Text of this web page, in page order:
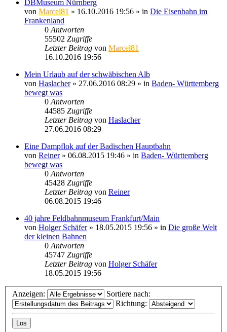
DBMuseum Nürnberg
von Marcel81 » 16.10.2016 19:56 » in Die Eisenbahn im
Frankenland
0 Antworten
55502 Zugriffe
Letzter Beitrag von Marcel81
16.10.2016 19:56
Mein Urlaub auf der schwäbischen Alb
von Haslacher» 27.06.2016 08:29 » in Baden- Württemberg
bewegt was
0 Antworten
44585 Zugriffe
Letzter Beitrag von Haslacher
27.06.2016 08:29
Eine Dampflok auf der Badischen Hauptbahn
von Reiner» 06.08.2015 19:46 » in Baden- Württemberg
bewegt was
0 Antworten
45428 Zugriffe
Letzter Beitrag von Reiner
06.08.2015 19:46
40 jahre Feldbahnmuseum Frankfurt/Main
von Holger Schäfer» 18.05.2015 19:56 » in Die große Welt
der kleinen Bahnen
0 Antworten
45747 Zugriffe
Letzter Beitrag von Holger Schäfer
18.05.2015 19:56
Anzeigen:
Sortiere nach:
Richtung: